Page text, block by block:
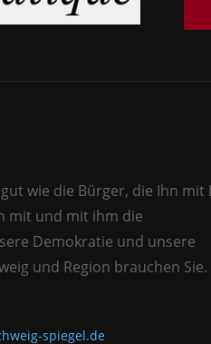
wie die Bürger, die Ihn mit
mit und mit ihm die
Demokratie und unsere
und Region brauchen Sie.
spiegel.de